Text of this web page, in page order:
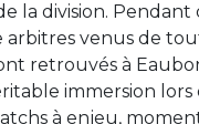
la division.
arbitres venus de
retrouvés à
immersion lors
à enjeu,